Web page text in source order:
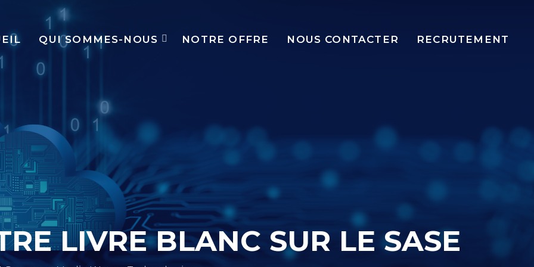
QUI SOMMES-NOUS NOTRE OFFRE NOUS CONTACTER RECRUTEMENT
LIVRE BLANC SUR LE SASE